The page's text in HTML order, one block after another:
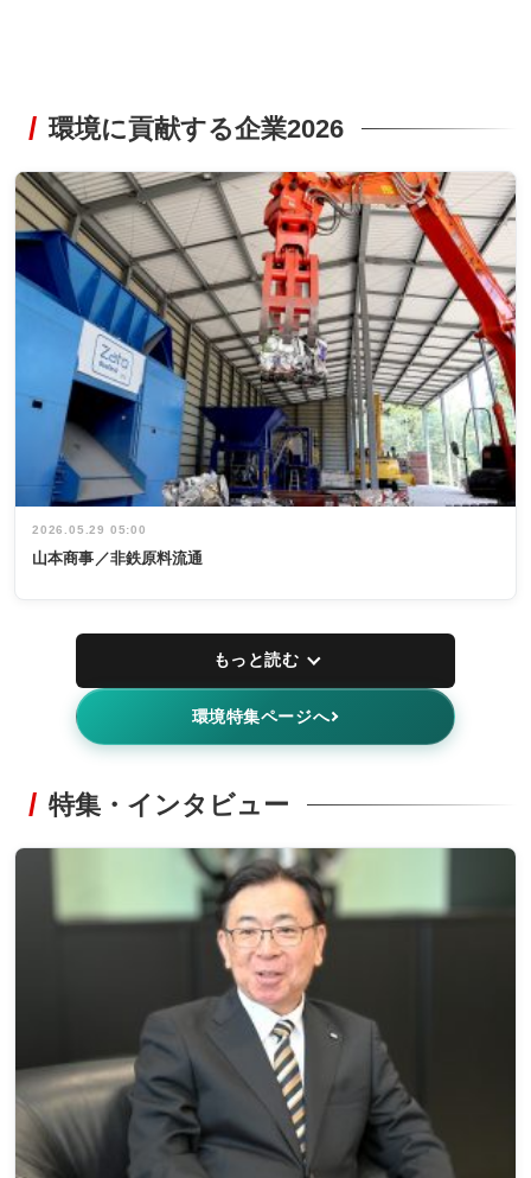
環境に貢献する企業2026
2026.05.29 05:00
山本商事／非鉄原料流通
もっと読む
環境特集ページへ
特集・インタビュー